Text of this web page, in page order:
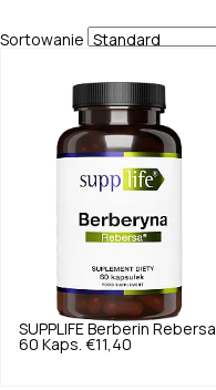
Sortowanie
SUPPLIFE Berberin Rebersa
60 Kaps. €11,40